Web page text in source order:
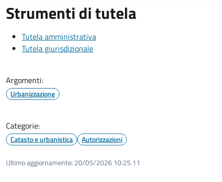
Strumenti di tutela
Tutela amministrativa
Tutela giurisdizionale
Argomenti:
Urbanizzazione
Categorie:
Catasto e urbanistica Autorizzazioni
Ultimo aggiornamento: 20/05/2026 10:25.11